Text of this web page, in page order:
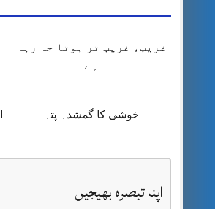
غریب، غریب تر ہوتا جا رہا
ہے
خوشی کا گمشدہ پتہ
اپنا تبصرہ بھیجیں